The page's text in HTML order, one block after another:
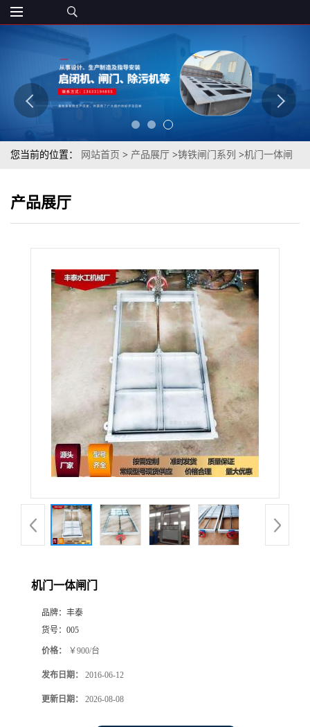
您当前的位置： 网站首页 > 产品展厅 >铸铁闸门系列 >机门一体闸
产品展厅
机门一体闸门
品牌： 丰泰
货号： 005
价格： ￥900/台
发布日期： 2016-06-12
更新日期： 2026-08-08